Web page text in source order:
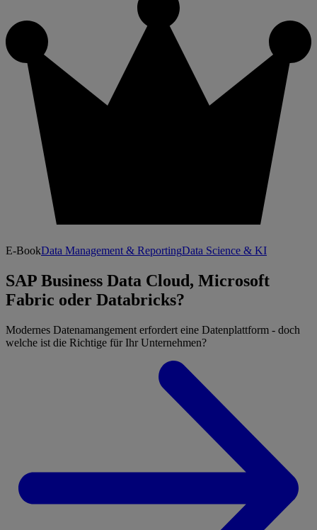
E-BookData Management & ReportingData Science & KI
SAP Business Data Cloud, Microsoft
Fabric oder Databricks?
Modernes Datenamangement erfordert eine Datenplattform - doch
welche ist die Richtige für Ihr Unternehmen?